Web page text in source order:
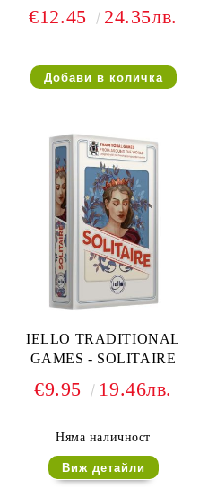
€12.45 24.35лв.
IELLO TRADITIONAL
GAMES - SOLITAIRE
€9.95 19.46лв.
Няма наличност
Виж детайли